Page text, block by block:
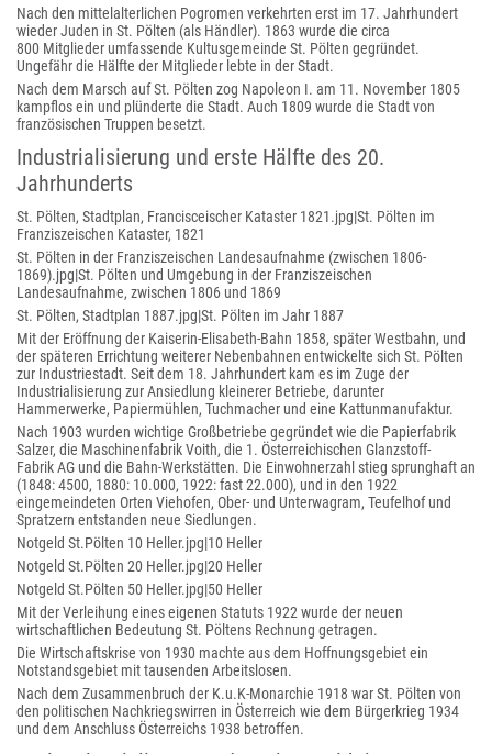
Nach den mittelalterlichen Pogromen verkehrten erst im 17. Jahrhundert
wieder Juden in St. Pölten (als Händler). 1863 wurde die circa
800 Mitglieder umfassende Kultusgemeinde St. Pölten gegründet.
Ungefähr die Hälfte der Mitglieder lebte in der Stadt.
Nach dem Marsch auf St. Pölten zog Napoleon I. am 11. November 1805
kampflos ein und plünderte die Stadt. Auch 1809 wurde die Stadt von
französischen Truppen besetzt.
Industrialisierung und erste Hälfte des 20.
Jahrhunderts
St. Pölten, Stadtplan, Francisceischer Kataster 1821.jpg|St. Pölten im
Franziszeischen Kataster, 1821
St. Pölten in der Franziszeischen Landesaufnahme (zwischen 1806-
1869).jpg|St. Pölten und Umgebung in der Franziszeischen
Landesaufnahme, zwischen 1806 und 1869
St. Pölten, Stadtplan 1887.jpg|St. Pölten im Jahr 1887
Mit der Eröffnung der Kaiserin-Elisabeth-Bahn 1858, später Westbahn, und
der späteren Errichtung weiterer Nebenbahnen entwickelte sich St. Pölten
zur Industriestadt. Seit dem 18. Jahrhundert kam es im Zuge der
Industrialisierung zur Ansiedlung kleinerer Betriebe, darunter
Hammerwerke, Papiermühlen, Tuchmacher und eine Kattunmanufaktur.
Nach 1903 wurden wichtige Großbetriebe gegründet wie die Papierfabrik
Salzer, die Maschinenfabrik Voith, die 1. Österreichischen Glanzstoff-
Fabrik AG und die Bahn-Werkstätten. Die Einwohnerzahl stieg sprunghaft an
(1848: 4500, 1880: 10.000, 1922: fast 22.000), und in den 1922
eingemeindeten Orten Viehofen, Ober- und Unterwagram, Teufelhof und
Spratzern entstanden neue Siedlungen.
Notgeld St.Pölten 10 Heller.jpg|10 Heller
Notgeld St.Pölten 20 Heller.jpg|20 Heller
Notgeld St.Pölten 50 Heller.jpg|50 Heller
Mit der Verleihung eines eigenen Statuts 1922 wurde der neuen
wirtschaftlichen Bedeutung St. Pöltens Rechnung getragen.
Die Wirtschaftskrise von 1930 machte aus dem Hoffnungsgebiet ein
Notstandsgebiet mit tausenden Arbeitslosen.
Nach dem Zusammenbruch der K.u.K-Monarchie 1918 war St. Pölten von
den politischen Nachkriegswirren in Österreich wie dem Bürgerkrieg 1934
und dem Anschluss Österreichs 1938 betroffen.